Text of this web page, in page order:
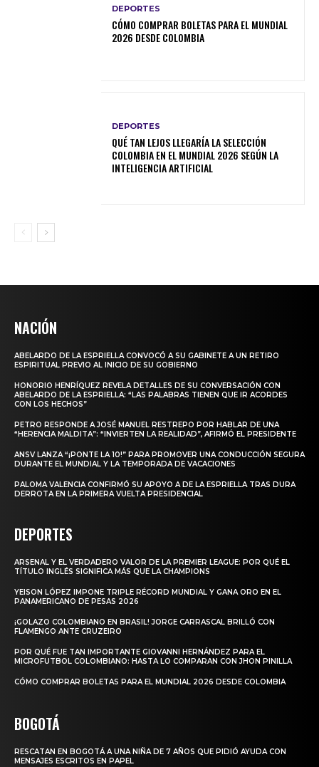
DEPORTES
CÓMO COMPRAR BOLETAS PARA EL MUNDIAL
2026 DESDE COLOMBIA
DEPORTES
QUÉ TAN LEJOS LLEGARÍA LA SELECCIÓN
COLOMBIA EN EL MUNDIAL 2026 SEGÚN LA
INTELIGENCIA ARTIFICIAL
NACIÓN
ABELARDO DE LA ESPRIELLA CONVOCÓ A SU GABINETE A UN RETIRO
ESPIRITUAL PREVIO AL INICIO DE SU GOBIERNO
HONORIO HENRÍQUEZ REVELA DETALLES DE SU CONVERSACIÓN CON
ABELARDO DE LA ESPRIELLA: “LAS PALABRAS TIENEN QUE IR ACORDES
CON LOS HECHOS”
PETRO RESPONDE A JOSÉ MANUEL RESTREPO POR HABLAR DE UNA
“HERENCIA MALDITA”: “INVIERTEN LA REALIDAD”, AFIRMÓ EL PRESIDENTE
ANSV LANZA “¡PONTE LA 10!” PARA PROMOVER UNA CONDUCCIÓN SEGURA
DURANTE EL MUNDIAL Y LA TEMPORADA DE VACACIONES
PALOMA VALENCIA CONFIRMÓ SU APOYO A DE LA ESPRIELLA TRAS DURA
DERROTA EN LA PRIMERA VUELTA PRESIDENCIAL
DEPORTES
ARSENAL Y EL VERDADERO VALOR DE LA PREMIER LEAGUE: POR QUÉ EL
TÍTULO INGLÉS SIGNIFICA MÁS QUE LA CHAMPIONS
YEISON LÓPEZ IMPONE TRIPLE RÉCORD MUNDIAL Y GANA ORO EN EL
PANAMERICANO DE PESAS 2026
¡GOLAZO COLOMBIANO EN BRASIL! JORGE CARRASCAL BRILLÓ CON
FLAMENGO ANTE CRUZEIRO
POR QUÉ FUE TAN IMPORTANTE GIOVANNI HERNÁNDEZ PARA EL
MICROFUTBOL COLOMBIANO: HASTA LO COMPARAN CON JHON PINILLA
CÓMO COMPRAR BOLETAS PARA EL MUNDIAL 2026 DESDE COLOMBIA
BOGOTÁ
RESCATAN EN BOGOTÁ A UNA NIÑA DE 7 AÑOS QUE PIDIÓ AYUDA CON
MENSAJES ESCRITOS EN PAPEL